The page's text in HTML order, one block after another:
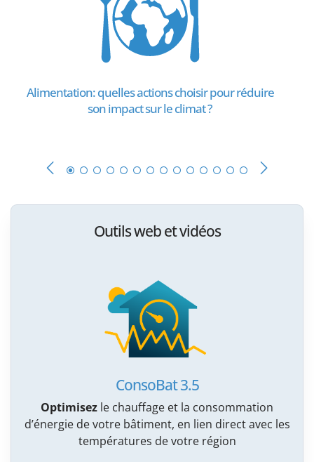
Alimentation: quelles actions choisir pour réduire
son impact sur le climat ?
Outils web et vidéos
ConsoBat 3.5
Optimisez le chauffage et la consommation
d’énergie de votre bâtiment, en lien direct avec les
températures de votre région